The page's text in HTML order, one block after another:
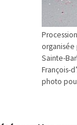
organisée
Sainte-
François-
photo